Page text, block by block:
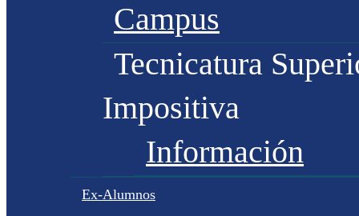
Campus
Tecnicatura
Impositiva
Información
Ex-Alumnos